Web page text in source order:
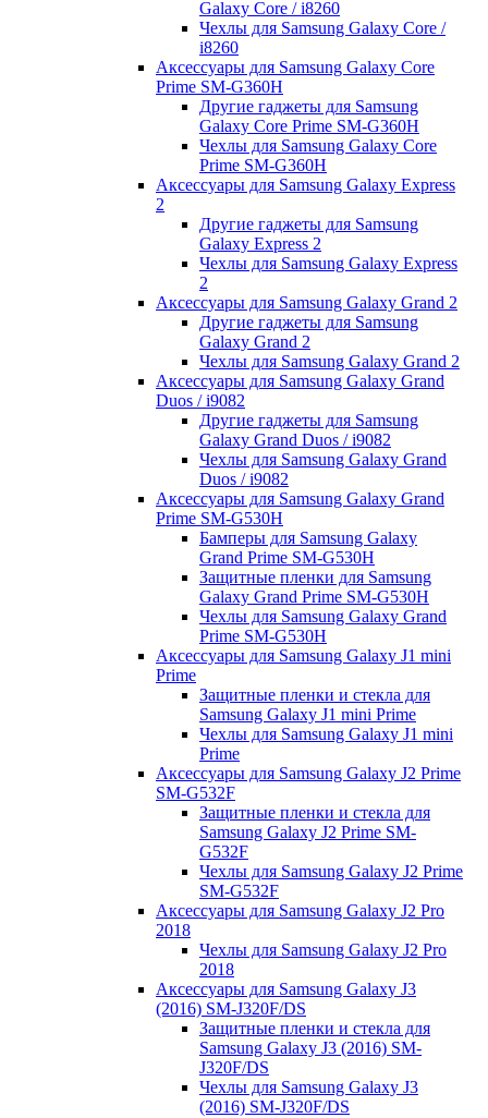
Galaxy Core / i8260
Чехлы для Samsung Galaxy Core /
i8260
Аксессуары для Samsung Galaxy Core
Prime SM-G360H
Другие гаджеты для Samsung
Galaxy Core Prime SM-G360H
Чехлы для Samsung Galaxy Core
Prime SM-G360H
Аксессуары для Samsung Galaxy Express
2
Другие гаджеты для Samsung
Galaxy Express 2
Чехлы для Samsung Galaxy Express
2
Аксессуары для Samsung Galaxy Grand 2
Другие гаджеты для Samsung
Galaxy Grand 2
Чехлы для Samsung Galaxy Grand 2
Аксессуары для Samsung Galaxy Grand
Duos / i9082
Другие гаджеты для Samsung
Galaxy Grand Duos / i9082
Чехлы для Samsung Galaxy Grand
Duos / i9082
Аксессуары для Samsung Galaxy Grand
Prime SM-G530H
Бамперы для Samsung Galaxy
Grand Prime SM-G530H
Защитные пленки для Samsung
Galaxy Grand Prime SM-G530H
Чехлы для Samsung Galaxy Grand
Prime SM-G530H
Аксессуары для Samsung Galaxy J1 mini
Prime
Защитные пленки и стекла для
Samsung Galaxy J1 mini Prime
Чехлы для Samsung Galaxy J1 mini
Prime
Аксессуары для Samsung Galaxy J2 Prime
SM-G532F
Защитные пленки и стекла для
Samsung Galaxy J2 Prime SM-
G532F
Чехлы для Samsung Galaxy J2 Prime
SM-G532F
Аксессуары для Samsung Galaxy J2 Pro
2018
Чехлы для Samsung Galaxy J2 Pro
2018
Аксессуары для Samsung Galaxy J3
(2016) SM-J320F/DS
Защитные пленки и стекла для
Samsung Galaxy J3 (2016) SM-
J320F/DS
Чехлы для Samsung Galaxy J3
(2016) SM-J320F/DS